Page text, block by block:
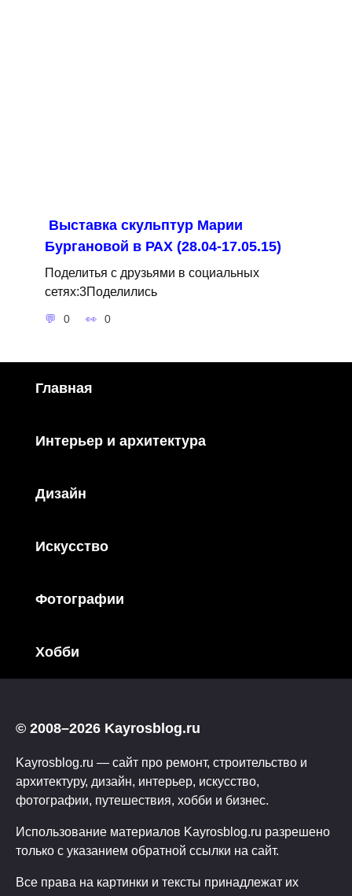
Выставка скульптур Марии
Бургановой в РАХ (28.04-17.05.15)
Поделитья с друзьями в социальных
сетях:3Поделились
0 0
Главная
Интерьер и архитектура
Дизайн
Искусство
Фотографии
Хобби
© 2008–2026 Kayrosblog.ru
Kayrosblog.ru — сайт про ремонт, строительство и
архитектуру, дизайн, интерьер, искусство,
фотографии, путешествия, хобби и бизнес.
Использование материалов Kayrosblog.ru разрешено
только с указанием обратной ссылки на сайт.
Все права на картинки и тексты принадлежат их